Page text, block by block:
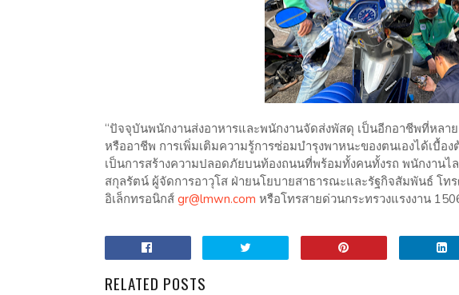
“ปัจจุบันพนักงานส่งอาหารและพนักงานจัดส่งพัสดุ เป็นอีกอาชีพที่หล
หรืออาชีพ การเพิ่มเติมความรู้การซ่อมบำรุงพาหนะของตนเองได้เบื้อ
เป็นการสร้างความปลอดภัยบนท้องถนนที่พร้อมทั้งคนทั้งรถ พนักงาน
สกุลรัตน์ ผู้จัดการอาวุโส ฝ่ายนโยบายสาธารณะและรัฐกิจสัมพันธ์ โ
อิเล็กทรอนิกส์ gr@lmwn.com หรือโทรสายด่วนกระทรวงแรงงาน
RELATED POSTS